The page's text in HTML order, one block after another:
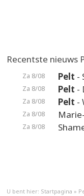
Recentste nieuws
Za 8/08 Pelt -
Za 8/08 Pelt -
Za 8/08 Pelt -
Za 8/08
Za 8/08
U bent hier: Startpagina »